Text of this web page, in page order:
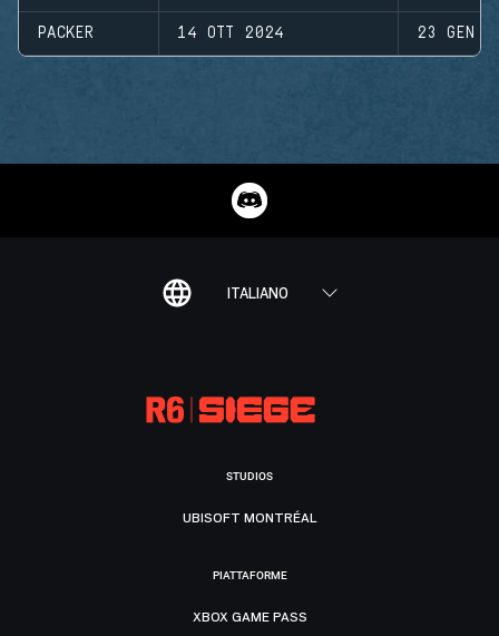
PACKER 14 OTT 2024 23 GEN
ITALIANO
STUDIOS
UBISOFT MONTRÉAL
PIATTAFORME
XBOX GAME PASS